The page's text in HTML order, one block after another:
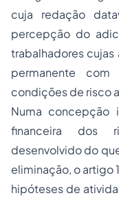
cuja redação
percepção do
trabalhadores
permanente
condições de risco
Numa concepção
financeira dos
desenvolvido do
eliminação, o artigo
hipóteses de